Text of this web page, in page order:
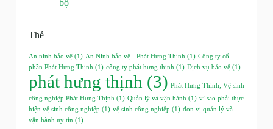
bộ
Thẻ
An ninh bảo vệ(1) An Ninh bảo vệ - Phát Hưng Thịnh (1) Công ty cổ
phần Phát Hưng Thịnh (1) công ty phát hưng thịnh (1) Dịch vụ bảo vệ(1)
phát hưng thịnh (3) Phát Hưng Thịnh; Vệ sinh
công nghiệp Phát Hưng Thịnh (1) Quản lý và vận hành (1) vì sao phải thực
hiện vệ sinh công nghiệp (1) vệ sinh công nghiệp (1) đơn vị quản lý và
vận hành uy tín (1)